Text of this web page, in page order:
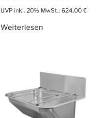
UVP inkl. 20% MwSt.: 624,00 €
Weiterlesen